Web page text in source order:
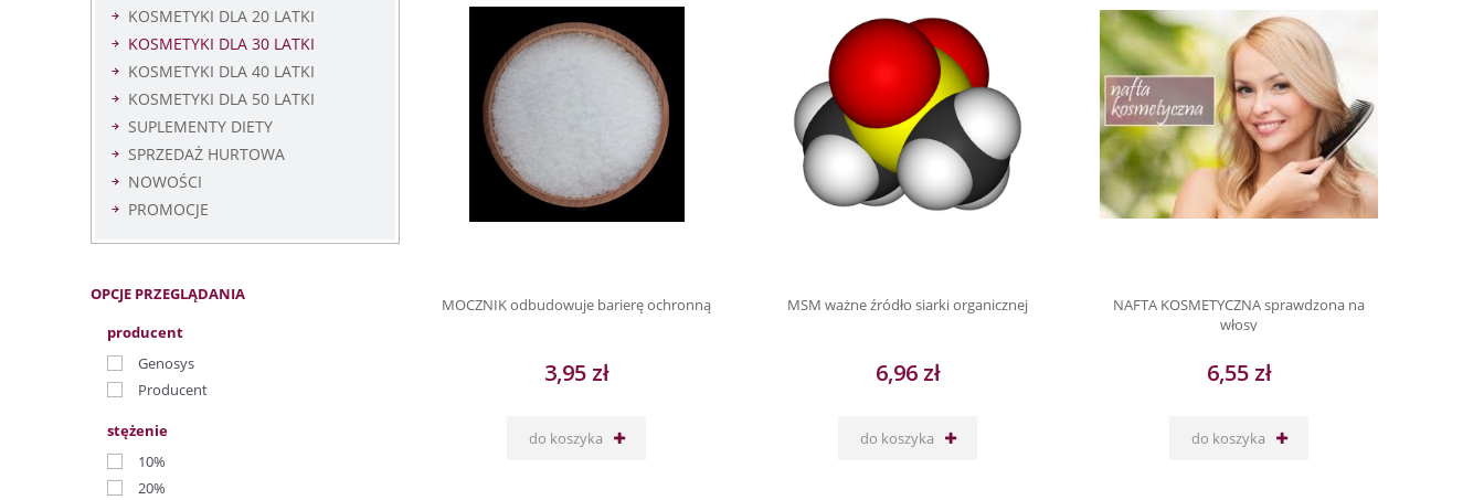
KOSMETYKI DLA 20 LATKI
KOSMETYKI DLA 30 LATKI
KOSMETYKI DLA 40 LATKI
KOSMETYKI DLA 50 LATKI
SUPLEMENTY DIETY
SPRZEDAŻ HURTOWA
NOWOŚCI
PROMOCJE
OPCJE PRZEGLĄDANIA
producent
Genosys
Producent
stężenie
10%
20%
MOCZNIK odbudowuje barierę ochronną
3,95 zł
do koszyka
MSM ważne źródło siarki organicznej
6,96 zł
do koszyka
NAFTA KOSMETYCZNA sprawdzona na
włosy
6,55 zł
do koszyka